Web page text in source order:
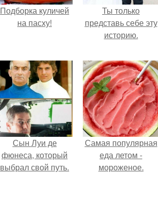
Подборка куличей
на пасху!
Ты только
представь себе эту
историю.
Сын Луи де
фюнеса, который
выбрал свой путь.
Самая популярная
еда летом -
мороженое.